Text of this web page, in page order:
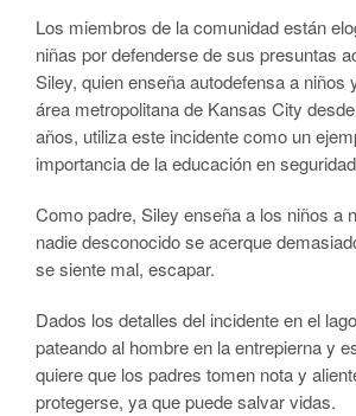
Los miembros de la comunidad están
niñas por defenderse de sus presuntas
Siley, quien enseña autodefensa a niños
área metropolitana de Kansas City
años, utiliza este incidente como un
importancia de la educación en
Como padre, Siley enseña a los niños a
nadie desconocido se acerque
se siente mal, escapar.
Dados los detalles del incidente en el
pateando al hombre en la entrepierna y
quiere que los padres tomen nota y
protegerse, ya que puede salvar vidas.